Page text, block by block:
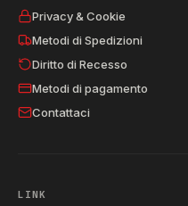
Privacy & Cookie
Metodi di Spedizioni
Diritto di Recesso
Metodi di pagamento
Contattaci
LINK